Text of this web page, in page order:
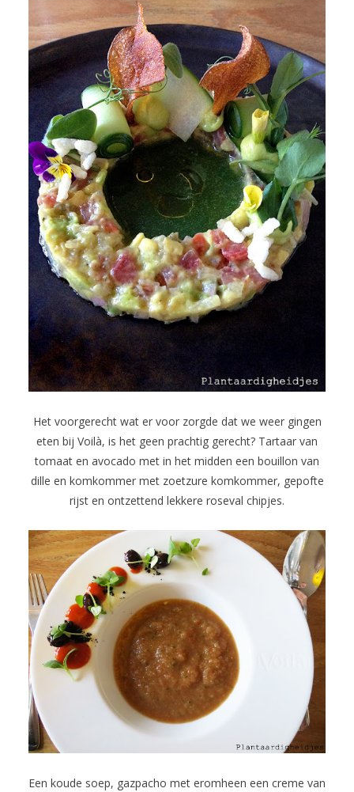
Het voorgerecht wat er voor zorgde dat we weer gingen
eten bij Voilà, is het geen prachtig gerecht? Tartaar van
tomaat en avocado met in het midden een bouillon van
dille en komkommer met zoetzure komkommer, gepofte
rijst en ontzettend lekkere roseval chipjes.
Een koude soep, gazpacho met eromheen een creme van